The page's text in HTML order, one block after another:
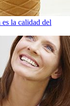
la calidad del